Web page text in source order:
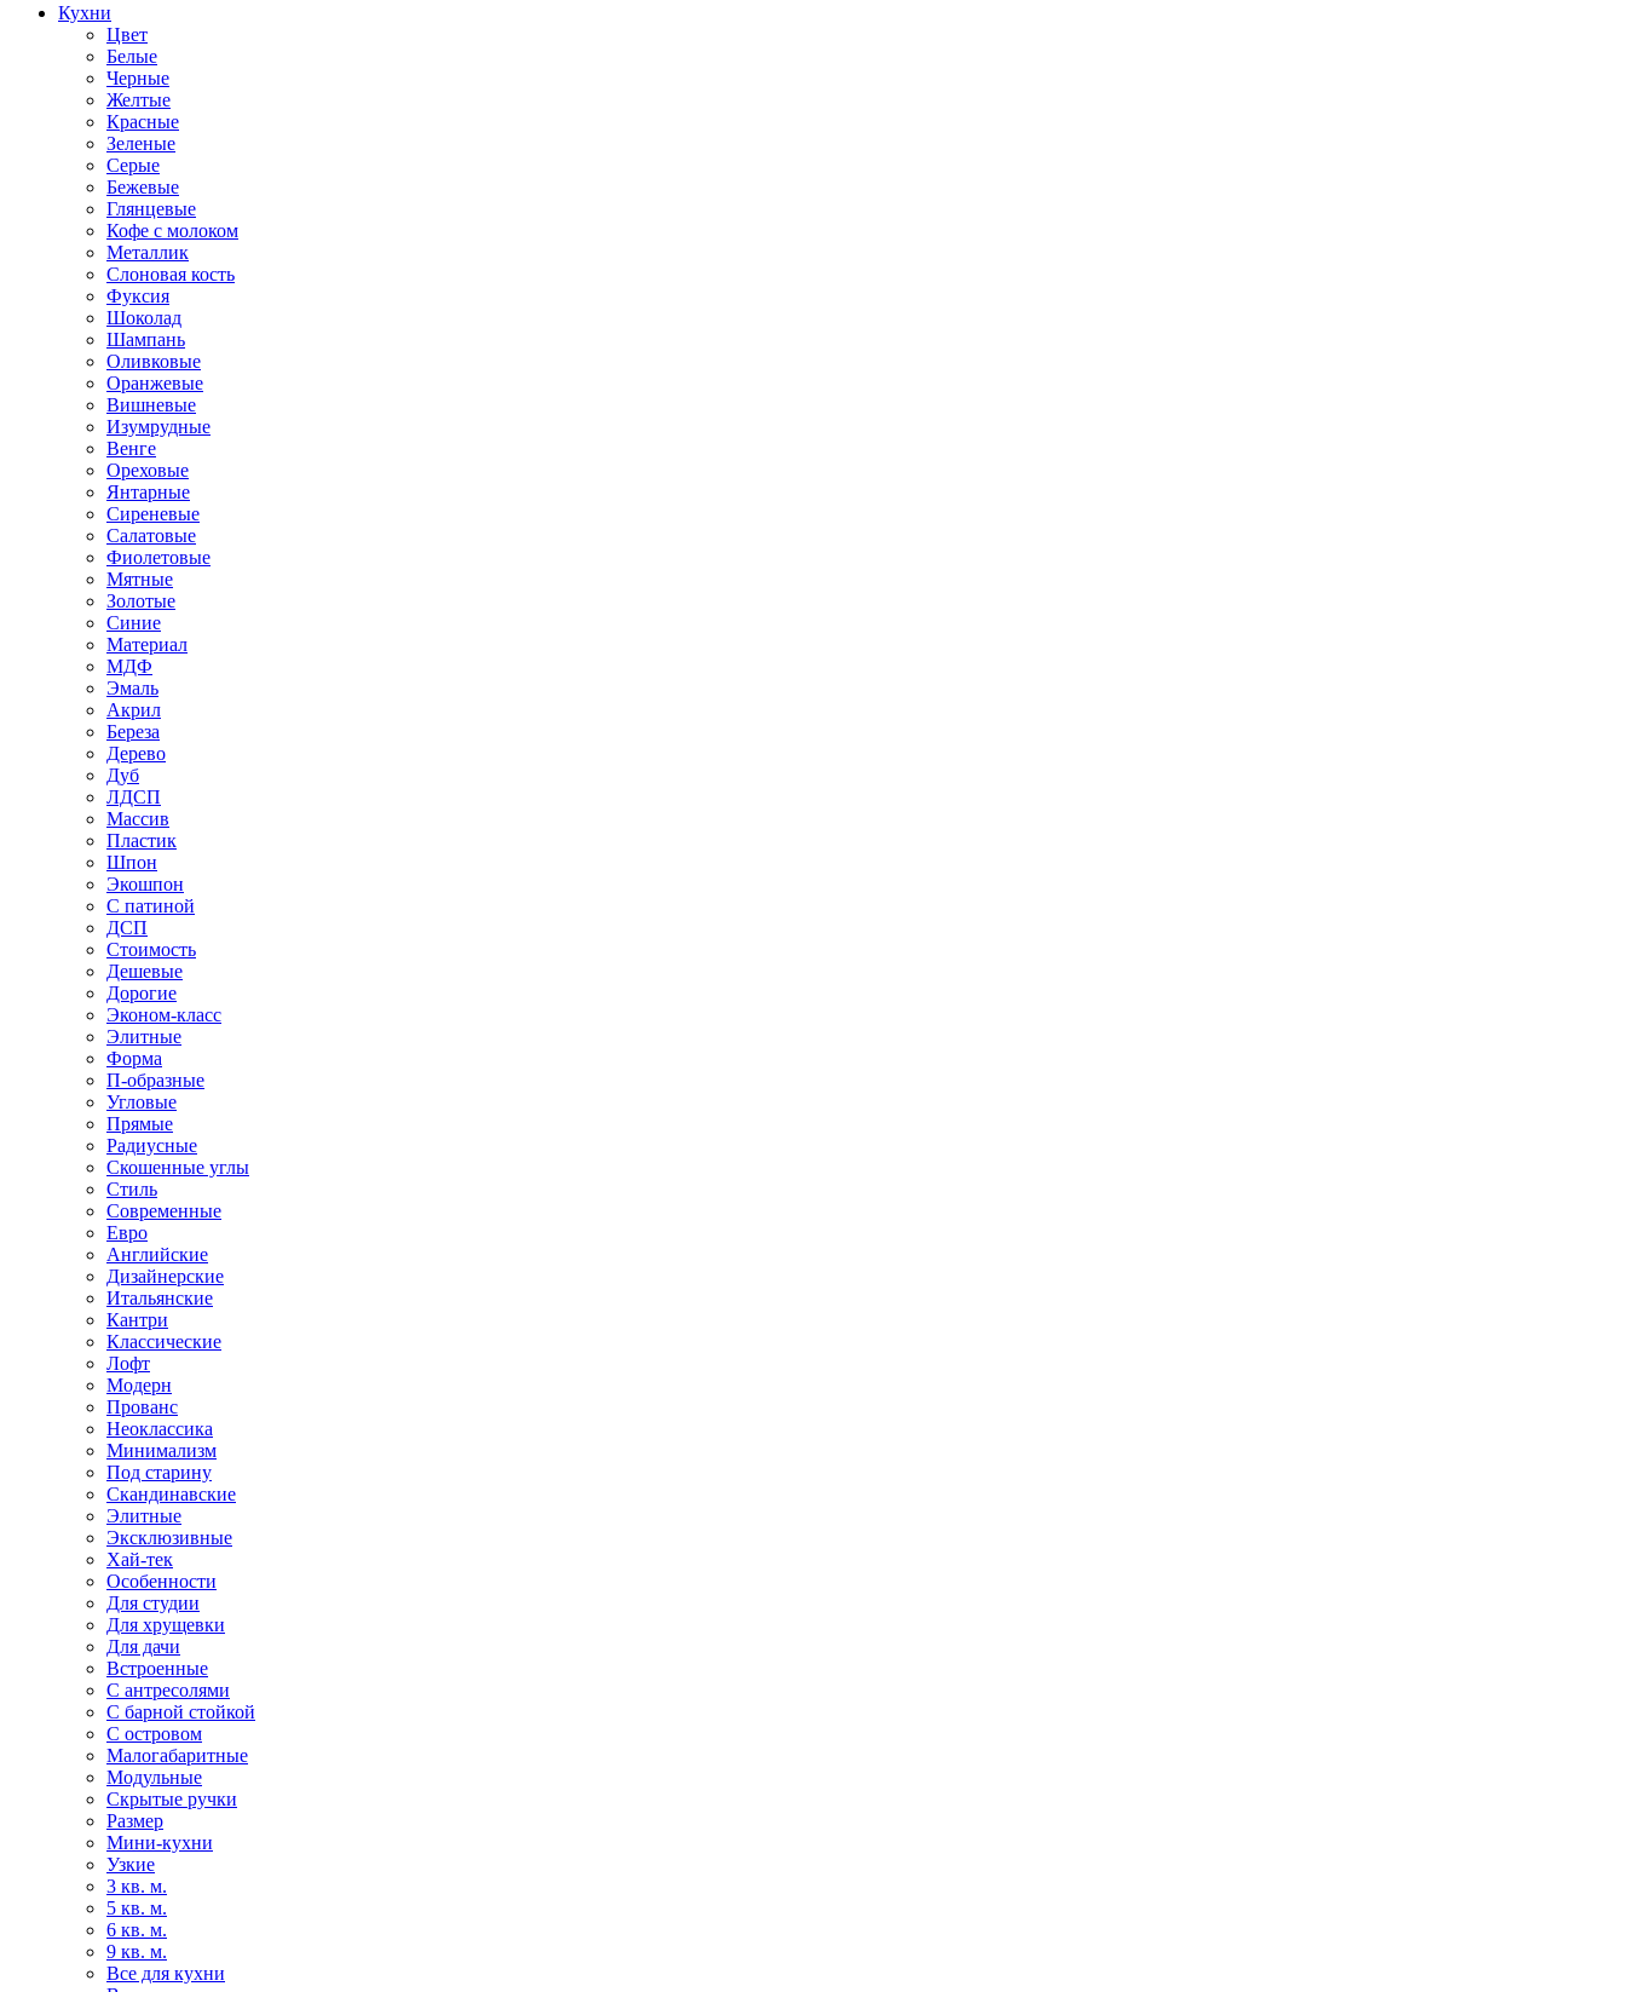
Кухни
Цвет
Белые
Черные
Желтые
Красные
Зеленые
Серые
Бежевые
Глянцевые
Кофе с молоком
Металлик
Слоновая кость
Фуксия
Шоколад
Шампань
Оливковые
Оранжевые
Вишневые
Изумрудные
Венге
Ореховые
Янтарные
Сиреневые
Салатовые
Фиолетовые
Мятные
Золотые
Синие
Материал
МДФ
Эмаль
Акрил
Береза
Дерево
Дуб
ЛДСП
Массив
Пластик
Шпон
Экошпон
С патиной
ДСП
Стоимость
Дешевые
Дорогие
Эконом-класс
Элитные
Форма
П-образные
Угловые
Прямые
Радиусные
Скошенные углы
Стиль
Современные
Евро
Английские
Дизайнерские
Итальянские
Кантри
Классические
Лофт
Модерн
Прованс
Неоклассика
Минимализм
Под старину
Скандинавские
Элитные
Эксклюзивные
Хай-тек
Особенности
Для студии
Для хрущевки
Для дачи
Встроенные
С антресолями
С барной стойкой
С островом
Малогабаритные
Модульные
Скрытые ручки
Размер
Мини-кухни
Узкие
3 кв. м.
5 кв. м.
6 кв. м.
9 кв. м.
Все для кухни